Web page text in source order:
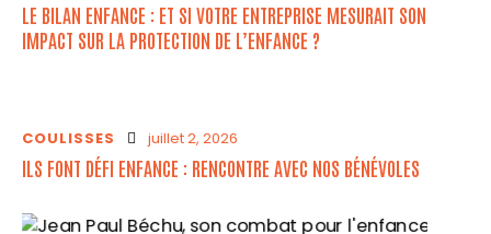
LE BILAN ENFANCE : ET SI VOTRE ENTREPRISE MESURAIT SON
IMPACT SUR LA PROTECTION DE L’ENFANCE ?
COULISSES juillet 2, 2026
ILS FONT DÉFI ENFANCE : RENCONTRE AVEC NOS BÉNÉVOLES